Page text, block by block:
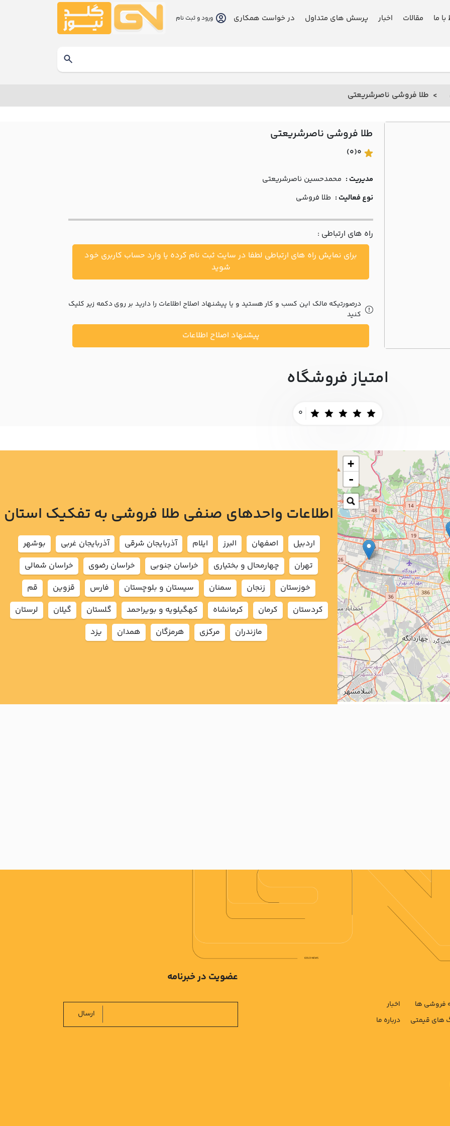
با ما مقالات اخبار پرسش های متداول در خواست همکاری ورود و ثبت نام
طلا فروشی ناصرشريعتي
طلا فروشی ناصرشريعتي
0
(0)
مدیریت : محمدحسين ناصرشريعتي
نوع فعالیت : طلا فروشی
راه های ارتباطی :
برای نمایش راه های ارتباطی لطفا در سایت ثبت نام کرده یا وارد حساب کاربری خود
شوید
درصورتیکه مالک این کسب و کار هستید و یا پیشنهاد اصلاح اطلاعات را دارید بر روی دکمه زیر کلیک
کنید
پیشنهاد اصلاح اطلاعات
امتیاز فروشگاه
0
+
-
اطلاعات واحدهای صنفی طلا فروشی به تفکیک استان
اردبيل اصفهان البرز ايلام آذربايجان شرقي آذربايجان غربي
بوشهر
تهران
چهارمحال و بختياري خراسان جنوبي خراسان رضوي
خراسان شمالي
خوزستان
زنجان سمنان سيستان و بلوچستان فارس قزوين
قم
كردستان
كرمان كرمانشاه كهگيلويه و بويراحمد گلستان گيلان
لرستان
مازندران
مركزي هرمزگان همدان يزد
فروشی ها
های قیمتی
اخبار
درباره ما
عضویت در خبرنامه
ارسال